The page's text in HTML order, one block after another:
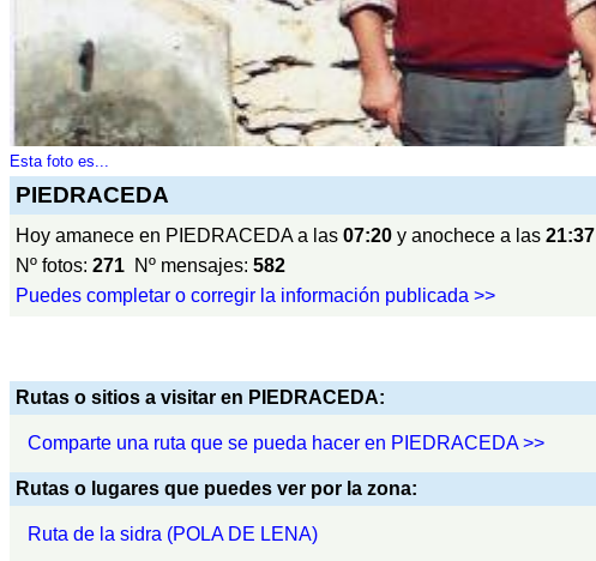
Esta foto es...
PIEDRACEDA
Hoy amanece en PIEDRACEDA a las 07:20 y anochece a las 21:37
Nº fotos: 271 Nº mensajes: 582
Puedes completar o corregir la información publicada >>
Rutas o sitios a visitar en PIEDRACEDA:
Comparte una ruta que se pueda hacer en PIEDRACEDA >>
Rutas o lugares que puedes ver por la zona:
Ruta de la sidra (POLA DE LENA)